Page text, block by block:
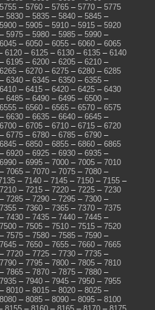
5755 – 5760 – 5765 – 5770 – 5775
– 5830 – 5835 – 5840 – 5845 –
5900 – 5905 – 5910 – 5915 – 5920
– 5975 – 5980 – 5985 – 5990 –
6045 – 6050 – 6055 – 6060 – 6065
6120 – 6125 – 6130 – 6135 – 6140
– 6195 – 6200 – 6205 – 6210 –
6265 – 6270 – 6275 – 6280 – 6285
– 6340 – 6345 – 6350 – 6355 –
6410 – 6415 – 6420 – 6425 – 6430
– 6485 – 6490 – 6495 – 6500 –
6555 – 6560 – 6565 – 6570 – 6575
– 6630 – 6635 – 6640 – 6645 –
6700 – 6705 – 6710 – 6715 – 6720
– 6775 – 6780 – 6785 – 6790 –
6845 – 6850 – 6855 – 6860 – 6865
– 6920 – 6925 – 6930 – 6935 –
6990 – 6995 – 7000 – 7005 – 7010
– 7065 – 7070 – 7075 – 7080 –
– 7140 – 7145 – 7150 – 7155 –
7210 – 7215 – 7220 – 7225 – 7230
– 7285 – 7290 – 7295 – 7300 –
7355 – 7360 – 7365 – 7370 – 7375
– 7430 – 7435 – 7440 – 7445 –
7500 – 7505 – 7510 – 7515 – 7520
– 7575 – 7580 – 7585 – 7590 –
7645 – 7650 – 7655 – 7660 – 7665
– 7720 – 7725 – 7730 – 7735 –
7790 – 7795 – 7800 – 7805 – 7810
– 7865 – 7870 – 7875 – 7880 –
7935 – 7940 – 7945 – 7950 – 7955
– 8010 – 8015 – 8020 – 8025 –
8080 – 8085 – 8090 – 8095 – 8100